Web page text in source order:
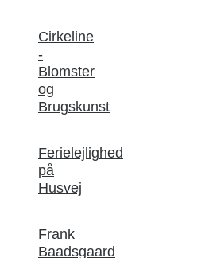
Cirkeline
-
Blomster
og
Brugskunst
Ferielejlighed
på
Husvej
Frank
Baadsgaard